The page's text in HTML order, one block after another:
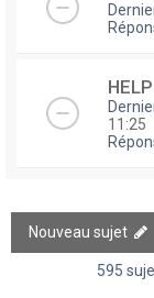
11:25
Nouveau sujet
595